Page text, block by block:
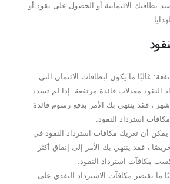
بطاقتك الائتمانية أو الحصول على نقود أو
غالبًا ما يكون لبطاقات الائتمان التي
النقود معدلات فائدة مرتفعة. إذا لم تسدد
، فقد ينتهي بك الأمر بدفع رسوم فائدة
استرداد النقود.
يمكن أن تغريك مكافآت استرداد النقود في
، فقد ينتهي بك الأمر إلى إنفاق أكثر
مكافآت استرداد النقود.
ما تقتصر مكافآت الاسترداد النقدي على